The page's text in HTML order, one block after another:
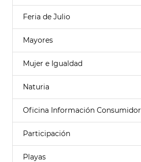
Feria de Julio
Mayores
Mujer e Igualdad
Naturia
Oficina Información Consumidor
Participación
Playas